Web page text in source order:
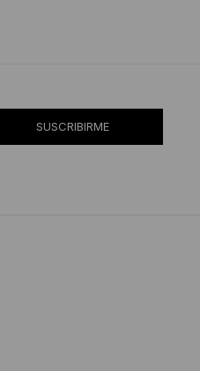
SUSCRIBIRME